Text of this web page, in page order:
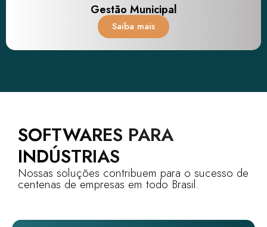
Gestão Municipal
Saiba mais
SOFTWARES PARA
INDÚSTRIAS
Nossas soluções contribuem para o sucesso de
centenas de empresas em todo Brasil.